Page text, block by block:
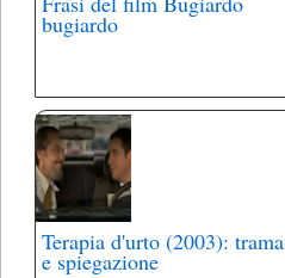
bugiardo
Terapia d'urto (2003): trama
e spiegazione